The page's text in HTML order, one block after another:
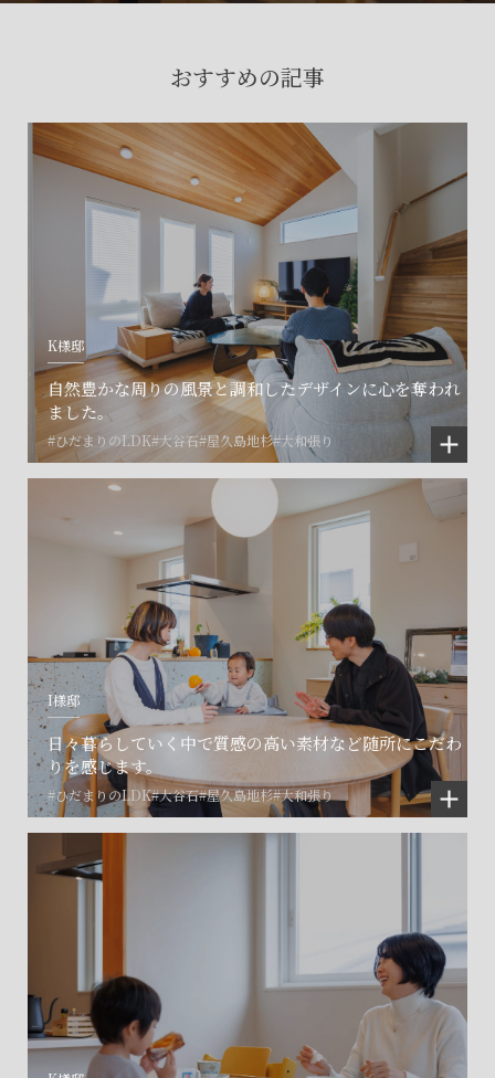
おすすめの記事
K様邸
自然豊かな周りの風景と調和したデザインに心を奪われ
ました。
#ひだまりのLDK#大谷石#屋久島地杉#大和張り
I様邸
日々暮らしていく中で質感の高い素材など随所にこだわ
りを感じます。
#ひだまりのLDK#大谷石#屋久島地杉#大和張り
土地の活用・賃貸経営に関する
ご相談はこちら
©SET inc.